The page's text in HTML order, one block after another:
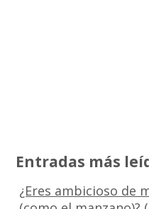
Entradas más
¿Eres ambicioso de